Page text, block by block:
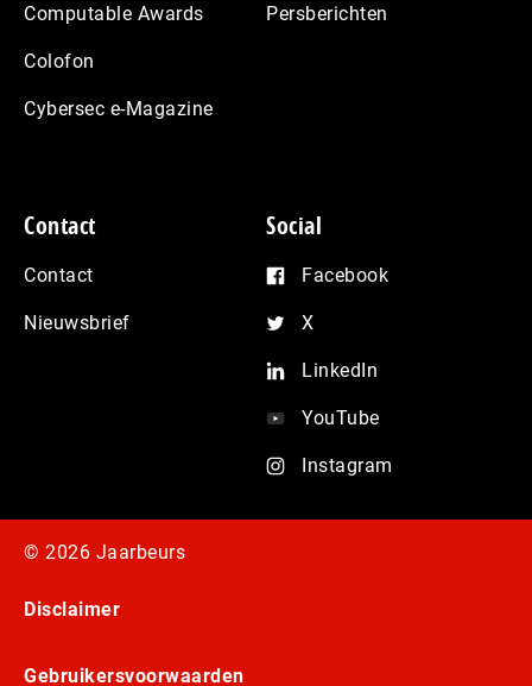
Computable Awards
Colofon
Cybersec e-Magazine
Persberichten
Contact
Contact
Nieuwsbrief
Social
Facebook
X
LinkedIn
YouTube
Instagram
© 2026 Jaarbeurs
Disclaimer
Gebruikersvoorwaarden